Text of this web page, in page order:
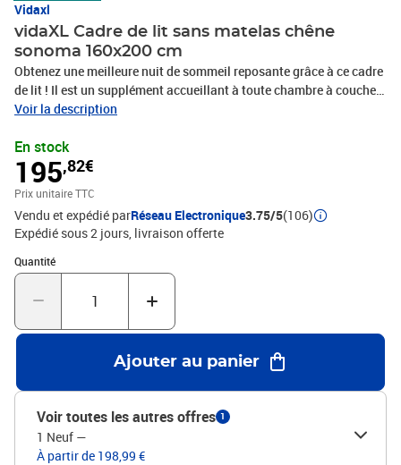
Vidaxl
vidaXL Cadre de lit sans matelas chêne
sonoma 160x200 cm
Obtenez une meilleure nuit de sommeil reposante grâce à ce cadre
de lit ! Il est un supplément accueillant à toute chambre à coucher.
Matériau durable : le bois d'ingénierie est d'une qualité
résistance, stabilité et résistance à l'humidité.Lattes robustes : les
lattes de contreplaqué assurent une bonne répartition du poids,
garantissant que le matelas reste en place à chaque torsion de
votre corps pendant le sommeil.Cadre robuste et stable : le cadre
en bois assure robustesse et stabilité. Bon à savoir :Un matelas
n'est pas inclus avec ce lit. Nous offrons une sélection variée de
matelas. Vous pouvez consulter notre boutique pour trouver un
matelas assorti.Couleur : chêne sonomaMatériau du cadre de lit :
bois d'ingénierieMatériau des lattes : contreplaquéDimensions
correspondant : 160 x 200 cm (l x L) (matelas non
inclus)Assemblage requis : oui
Voir la description
En stock
195,82€
Prix unitaire TTC
Vendu et expédié parRéseau Electronique3.75/5(106)
Expédié sous 2 jours livraison offerte
Quantité
Quantité : 1
Ajouter au panier
Voir toutes les autres offres 1
1 Neuf —
À partir de 198,99 €